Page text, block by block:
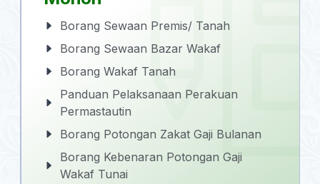
Borang Sewaan Premis/ Tanah
Borang Sewaan Bazar Wakaf
Borang Wakaf Tanah
Panduan Pelaksanaan Perakuan
Permastautin
Borang Potongan Zakat Gaji Bulanan
Borang Kebenaran Potongan Gaji
Wakaf Tunai